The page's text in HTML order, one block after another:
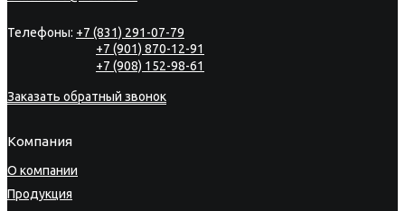
Телефоны: +7 (831) 291-07-79
+7 (901) 870-12-91
+7 (908) 152-98-61
Заказать обратный звонок
Компания
О компании
Продукция